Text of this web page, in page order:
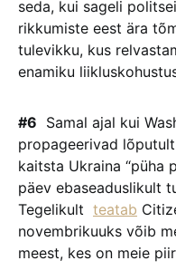
seda, kui sageli
rikkumiste eest ära
tulevikku, kus
enamiku
#6 Samal ajal kui
propageerivad
kaitsta Ukraina “püha
päev ebaseaduslikult
Tegelikult teatab
novembrikuuks võib
meest, kes on meie